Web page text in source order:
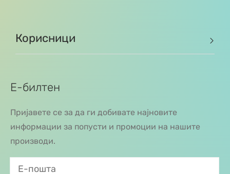
Корисници
Е-билтен
Пријавете се за да ги добивате најновите
информации за попусти и промоции на нашите
производи.